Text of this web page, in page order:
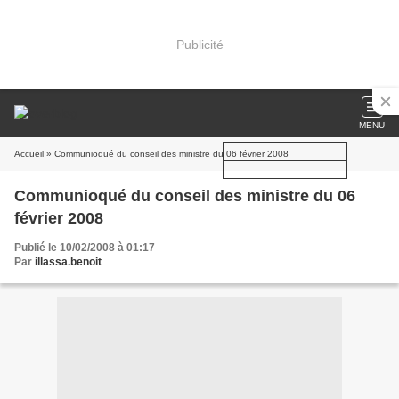
Publicité
MENU
Accueil » Communioqué du conseil des ministre du 06 février 2008
Communioqué du conseil des ministre du 06
février 2008
Publié le 10/02/2008 à 01:17
Par illassa.benoit